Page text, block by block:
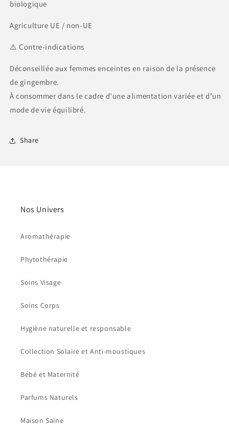
biologique
Agriculture UE / non-UE
⚠️ Contre-indications
Déconseillée aux femmes enceintes en raison de la présence
de gingembre.
À consommer dans le cadre d’une alimentation variée et d’un
mode de vie équilibré.
Share
Nos Univers
Aromathérapie
Phytothérapie
Soins Visage
Soins Corps
Hygiène naturelle et responsable
Collection Solaire et Anti-moustiques
Bébé et Maternité
Parfums Naturels
Maison Saine